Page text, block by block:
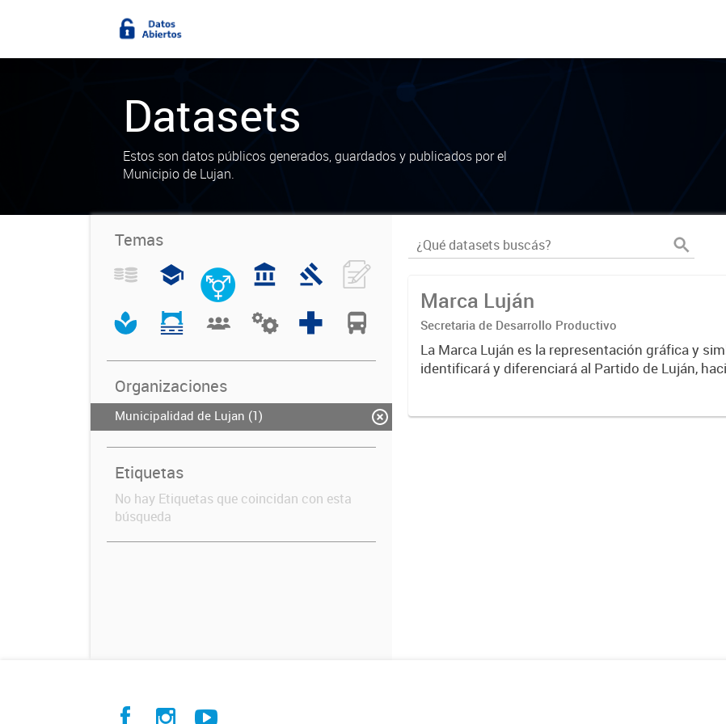
Datasets
Estos son datos públicos generados, guardados y publicados por el
Municipio de Lujan.
Temas
Organizaciones
Municipalidad de Lujan (1)
Etiquetas
No hay Etiquetas que coincidan con esta
búsqueda
Marca Luján
Secretaria de Desarrollo Productivo
La Marca Luján es la representación gráfica y
identificará y diferenciará al Partido de Luján,